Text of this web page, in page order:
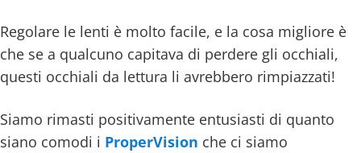
Regolare le lenti è molto facile, e la cosa migliore è
che se a qualcuno capitava di perdere gli occhiali,
questi occhiali da lettura li avrebbero rimpiazzati!
Siamo rimasti positivamente entusiasti di quanto
siano comodi i ProperVision che ci siamo